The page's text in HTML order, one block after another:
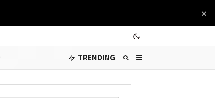
TRENDING